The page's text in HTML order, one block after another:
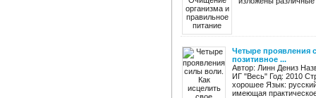
Четыре проявления
позитивное ...
Автор: Линн Дениз
ИГ "Весь" Год: 2010
хорошее Язык:
имеющая